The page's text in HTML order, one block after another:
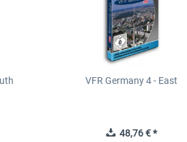
VFR Germany 4 - East
48,76 € *